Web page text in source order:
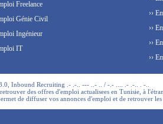
Freelance
Génie Civil
Ingénieur
IT
››
››
››
››
Inbound Recruiting .- .-.. --- ..- .. / -.- .... .- .-.. . -..
des offres d'emploi actualisees en Tunisie, à
de diffuser vos annonces d'emploi et de retrouver